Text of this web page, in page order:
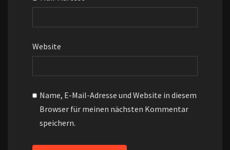
Website
Name, E-Mail-Adresse und Website in diesem
Browser für meinen nächsten Kommentar
speichern.